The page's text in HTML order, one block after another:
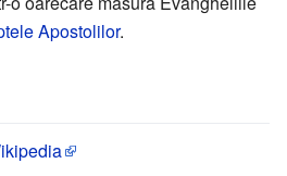
Apostolilor.